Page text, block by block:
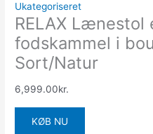
Ukategoriseret
RELAX Lænestol
fodskammel i
Sort/Natur
6,999.00kr.
KØB NU